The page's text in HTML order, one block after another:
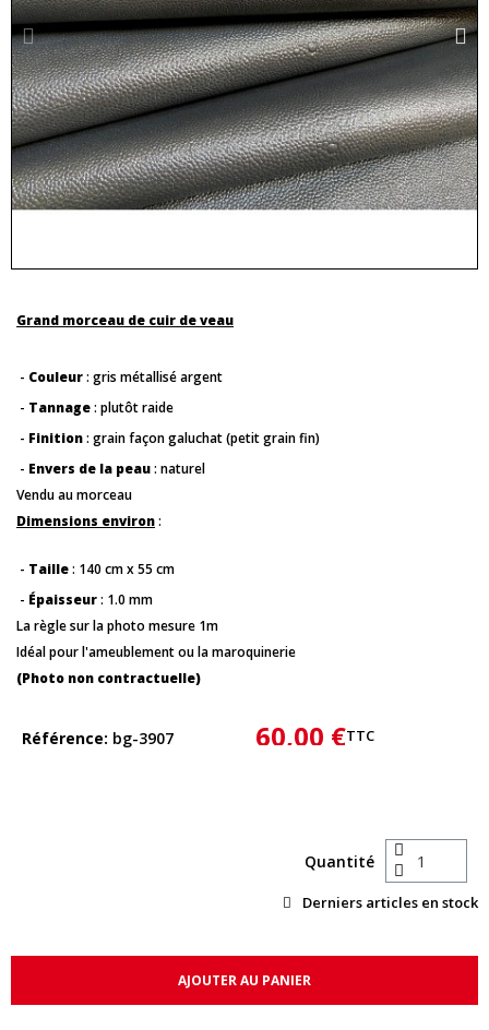
Grand morceau de cuir de veau
- Couleur: gris métallisé argent
- Tannage: plutôt raide
- Finition: grain façon galuchat (petit grain fin)
- Envers de la peau: naturel
Vendu au morceau
Dimensions environ:
- Taille: 140 cm x 55 cm
- Épaisseur: 1.0 mm
La règle sur la photo mesure 1m
Idéal pour l'ameublement ou la maroquinerie
(Photo non contractuelle)
Référence bg-3907 60,00 €TTC
Quantité
Derniers articles en stock
AJOUTER AU PANIER